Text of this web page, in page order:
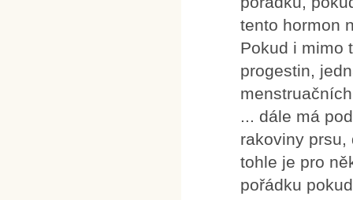
tento hormon
Pokud i mimo
progestin,
... dále má
rakoviny prsu,
tohle je pro
pořádku